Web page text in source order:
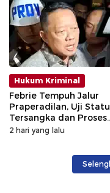
Hukum Kriminal
Febrie Tempuh Jalur
Praperadilan, Uji
Tersangka dan Proses
Penyidikan
2 hari yang lalu